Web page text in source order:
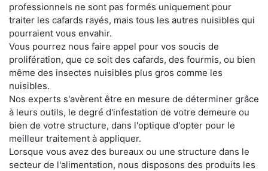
professionnels ne sont pas formés uniquement pour
traiter les cafards rayés, mais tous les autres nuisibles qui
pourraient vous envahir.
Vous pourrez nous faire appel pour vos soucis de
prolifération, que ce soit des cafards, des fourmis, ou bien
même des insectes nuisibles plus gros comme les
nuisibles.
Nos experts s'avèrent être en mesure de déterminer grâce
à leurs outils, le degré d'infestation de votre demeure ou
bien de votre structure, dans l'optique d'opter pour le
meilleur traitement à appliquer.
Lorsque vous avez des bureaux ou une structure dans le
secteur de l'alimentation, nous disposons des produits les